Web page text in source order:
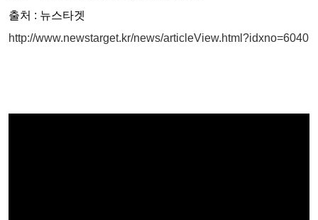
출처 : 뉴스타겟
http://www.newstarget.kr/news/articleView.html?idxno=6040